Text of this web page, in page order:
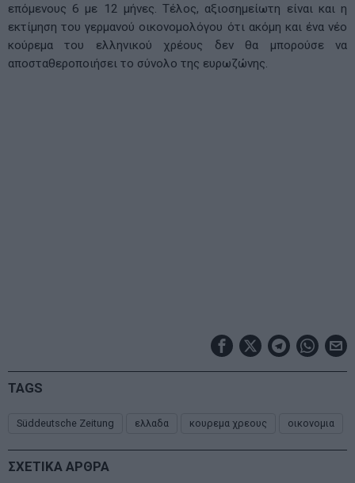
επόμενους 6 με 12 μήνες. Τέλος, αξιοσημείωτη είναι και η
εκτίμηση του γερμανού οικονομολόγου ότι ακόμη και ένα νέο
κούρεμα του ελληνικού χρέους δεν θα μπορούσε να
αποσταθεροποιήσει το σύνολο της ευρωζώνης.
TAGS
Süddeutsche Zeitung ελλαδα κουρεμα χρεους οικονομια
ΣΧΕΤΙΚΑ ΑΡΘΡΑ